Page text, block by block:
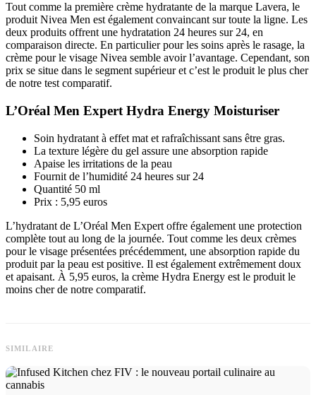
Tout comme la première crème hydratante de la marque Lavera, le
produit Nivea Men est également convaincant sur toute la ligne. Les
deux produits offrent une hydratation 24 heures sur 24, en
comparaison directe. En particulier pour les soins après le rasage, la
crème pour le visage Nivea semble avoir l’avantage. Cependant, son
prix se situe dans le segment supérieur et c’est le produit le plus cher
de notre test comparatif.
L’Oréal Men Expert Hydra Energy Moisturiser
Soin hydratant à effet mat et rafraîchissant sans être gras.
La texture légère du gel assure une absorption rapide
Apaise les irritations de la peau
Fournit de l’humidité 24 heures sur 24
Quantité 50 ml
Prix : 5,95 euros
L’hydratant de L’Oréal Men Expert offre également une protection
complète tout au long de la journée. Tout comme les deux crèmes
pour le visage présentées précédemment, une absorption rapide du
produit par la peau est positive. Il est également extrêmement doux
et apaisant. À 5,95 euros, la crème Hydra Energy est le produit le
moins cher de notre comparatif.
SIMILAIRE